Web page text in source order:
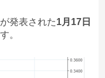
発表された1月17日
。